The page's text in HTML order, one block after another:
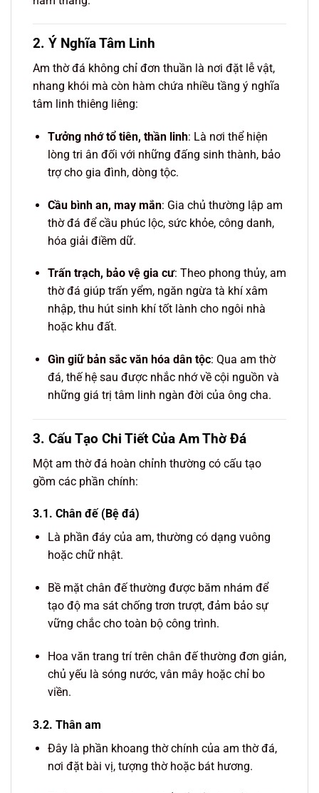
2. Ý Nghĩa Tâm Linh
Am thờ đá không chỉ đơn thuần là nơi đặt lễ vật,
nhang khói mà còn hàm chứa nhiều tầng ý nghĩa
tâm linh thiêng liêng:
Tưởng nhớ tổ tiên, thần linh: Là nơi thể hiện
lòng tri ân đối với những đấng sinh thành, bảo
trợ cho gia đình, dòng tộc.
Cầu bình an, may mắn: Gia chủ thường lập am
thờ đá để cầu phúc lộc, sức khỏe, công danh,
hóa giải điềm dữ.
Trấn trạch, bảo vệ gia cư: Theo phong thủy, am
thờ đá giúp trấn yểm, ngăn ngừa tà khí xâm
nhập, thu hút sinh khí tốt lành cho ngôi nhà
hoặc khu đất.
Gìn giữ bản sắc văn hóa dân tộc: Qua am thờ
đá, thế hệ sau được nhắc nhớ về cội nguồn và
những giá trị tâm linh ngàn đời của ông cha.
3. Cấu Tạo Chi Tiết Của Am Thờ Đá
Một am thờ đá hoàn chỉnh thường có cấu tạo
gồm các phần chính:
3.1. Chân đế (Bệ đá)
Là phần đáy của am, thường có dạng vuông
hoặc chữ nhật.
Bề mặt chân đế thường được băm nhám để
tạo độ ma sát chống trơn trượt, đảm bảo sự
vững chắc cho toàn bộ công trình.
Hoa văn trang trí trên chân đế thường đơn giản,
chủ yếu là sóng nước, vân mây hoặc chỉ bo
viền.
3.2. Thân am
Đây là phần khoang thờ chính của am thờ đá,
nơi đặt bài vị, tượng thờ hoặc bát hương.